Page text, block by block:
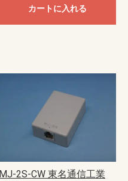
カートに入れる
MJ-2S-CW 東名通信工業